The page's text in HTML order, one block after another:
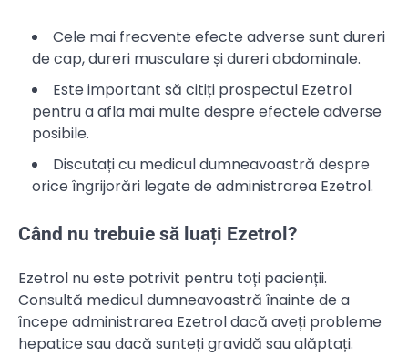
Cele mai frecvente efecte adverse sunt dureri
de cap, dureri musculare și dureri abdominale.
Este important să citiți prospectul Ezetrol
pentru a afla mai multe despre efectele adverse
posibile.
Discutați cu medicul dumneavoastră despre
orice îngrijorări legate de administrarea Ezetrol.
Când nu trebuie să luați Ezetrol?
Ezetrol nu este potrivit pentru toți pacienții.
Consultă medicul dumneavoastră înainte de a
începe administrarea Ezetrol dacă aveți probleme
hepatice sau dacă sunteți gravidă sau alăptați.